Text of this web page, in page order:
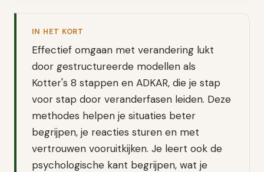
IN HET KORT
Effectief omgaan met verandering lukt
door gestructureerde modellen als
Kotter's 8 stappen en ADKAR, die je stap
voor stap door veranderfasen leiden. Deze
methodes helpen je situaties beter
begrijpen, je reacties sturen en met
vertrouwen vooruitkijken. Je leert ook de
psychologische kant begrijpen, wat je